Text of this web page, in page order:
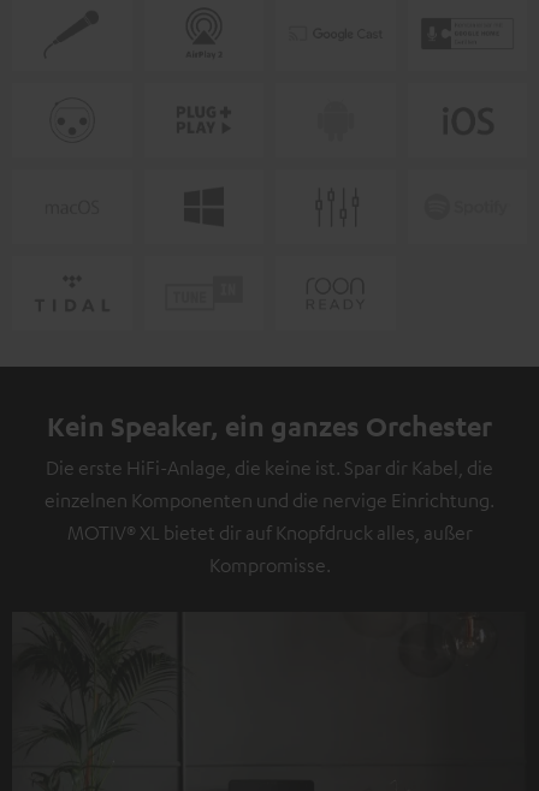
Kein Speaker, ein ganzes Orchester
Die erste HiFi-Anlage, die keine ist. Spar dir Kabel, die
einzelnen Komponenten und die nervige Einrichtung.
MOTIV® XL bietet dir auf Knopfdruck alles, außer
Kompromisse.